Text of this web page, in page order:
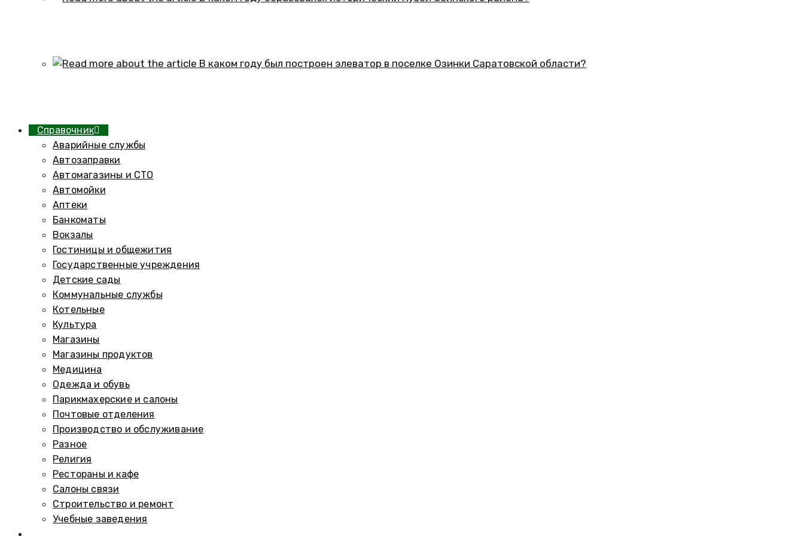
Справочник
Аварийные службы
Автозаправки
Автомагазины и СТО
Автомойки
Аптеки
Банкоматы
Вокзалы
Гостиницы и общежития
Государственные учреждения
Детские сады
Коммунальные службы
Котельные
Культура
Магазины
Магазины продуктов
Медицина
Одежда и обувь
Парикмахерские и салоны
Почтовые отделения
Производство и обслуживание
Разное
Религия
Рестораны и кафе
Салоны связи
Строительство и ремонт
Учебные заведения